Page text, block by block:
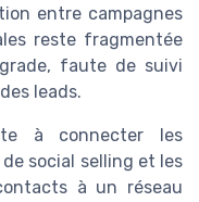
entre campagnes
reste fragmentée
faute de suivi
leads.
à connecter les
social selling et les
à un réseau